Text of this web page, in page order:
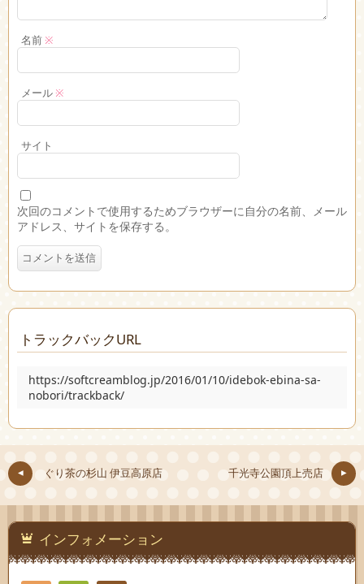
名前※
メール※
サイト
次回のコメントで使用するためブラウザーに自分の名前、メール
アドレス、サイトを保存する。
トラックバックURL
https://softcreamblog.jp/2016/01/10/idebok-ebina-sa-
nobori/trackback/
ぐり茶の杉山 伊豆高原店 千光寺公園頂上売店
インフォメーション